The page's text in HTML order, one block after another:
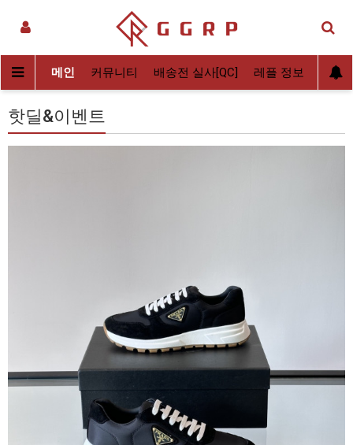
메인 커뮤니티 배송전 실사[QC] 레플 정보 후기
핫딜&이벤트